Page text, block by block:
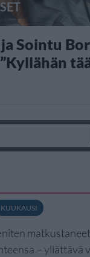
Sointu
KUUKAUSI
– yllättävä